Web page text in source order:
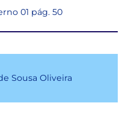
01 pág. 50
Sousa Oliveira